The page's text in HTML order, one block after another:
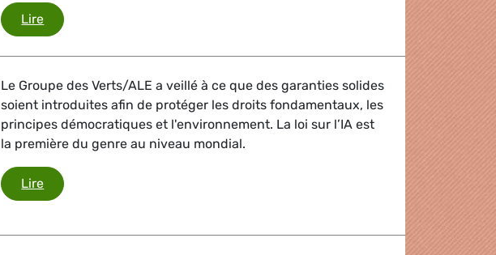
LireUn tableau accablant en termes d'Etat de droit
Le Groupe des Verts/ALE a veillé à ce que des garanties solides
soient introduites afin de protéger les droits fondamentaux, les
principes démocratiques et l'environnement. La loi sur l’IA est
la première du genre au niveau mondial.
LireLoi sur l’intelligence artificielle (IA) : un signal fort de l’Europe